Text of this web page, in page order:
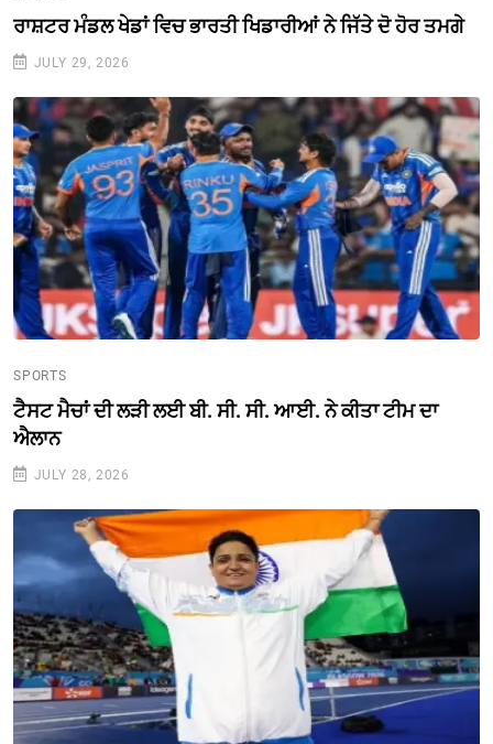
ਰਾਸ਼ਟਰ ਮੰਡਲ ਖੇਡਾਂ ਵਿਚ ਭਾਰਤੀ ਖਿਡਾਰੀਆਂ ਨੇ ਜਿੱਤੇ ਦੋ ਹੋਰ ਤਮਗੇ
JULY 29, 2026
SPORTS
ਟੈਸਟ ਮੈਚਾਂ ਦੀ ਲੜੀ ਲਈ ਬੀ. ਸੀ. ਸੀ. ਆਈ. ਨੇ ਕੀਤਾ ਟੀਮ ਦਾ
ਐਲਾਨ
JULY 28, 2026